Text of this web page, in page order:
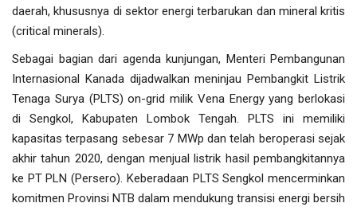
Berita Daerah
daerah, khususnya di sektor energi terbarukan dan mineral kritis
(critical minerals).
Sebagai bagian dari agenda kunjungan, Menteri Pembangunan
Internasional Kanada dijadwalkan meninjau Pembangkit Listrik
Tenaga Surya (PLTS) on-grid milik Vena Energy yang berlokasi
di Sengkol, Kabupaten Lombok Tengah. PLTS ini memiliki
kapasitas terpasang sebesar 7 MWp dan telah beroperasi sejak
akhir tahun 2020, dengan menjual listrik hasil pembangkitannya
ke PT PLN (Persero). Keberadaan PLTS Sengkol mencerminkan
komitmen Provinsi NTB dalam mendukung transisi energi bersih